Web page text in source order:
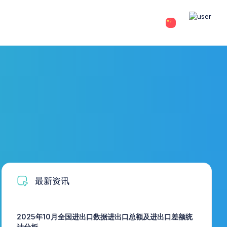
最新资讯
2025年10月全国进出口数据进出口总额及进出口差额统